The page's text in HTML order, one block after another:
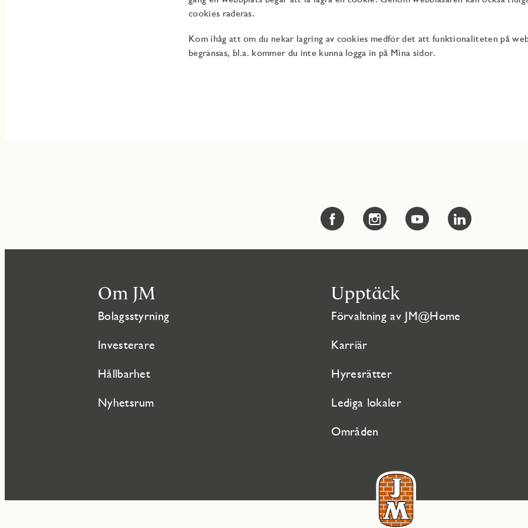
cookies raderas.
Kom ihåg att om du nekar lagring av cookies medför det att funktionaliteten på
begränsas, bl.a. kommer du inte kunna logga in på Mina sidor.
Om JM
Bolagsstyrning
Investerare
Hållbarhet
Nyhetsrum
Upptäck
Förvaltning av JM@Home
Karriär
Hyresrätter
Lediga lokaler
Områden